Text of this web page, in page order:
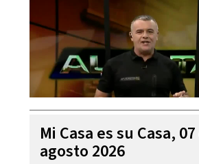
Mi Casa es su Casa,
agosto 2026